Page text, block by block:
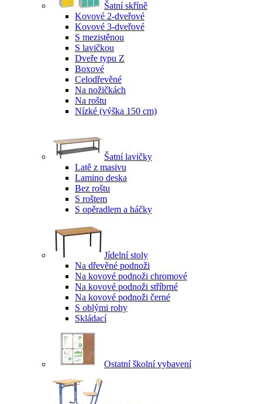
Šatní skříně
Kovové 2-dveřové
Kovové 3-dveřové
S mezistěnou
S lavičkou
Dveře typu Z
Boxové
Celodřevěné
Na nožičkách
Na roštu
Nízké (výška 150 cm)
Šatní lavičky
Latě z masivu
Lamino deska
Bez roštu
S roštem
S opěradlem a háčky
Jídelní stoly
Na dřevěné podnoži
Na kovové podnoži chromové
Na kovové podnoži stříbrné
Na kovové podnoži černé
S oblými rohy
Skládací
Ostatní školní vybavení